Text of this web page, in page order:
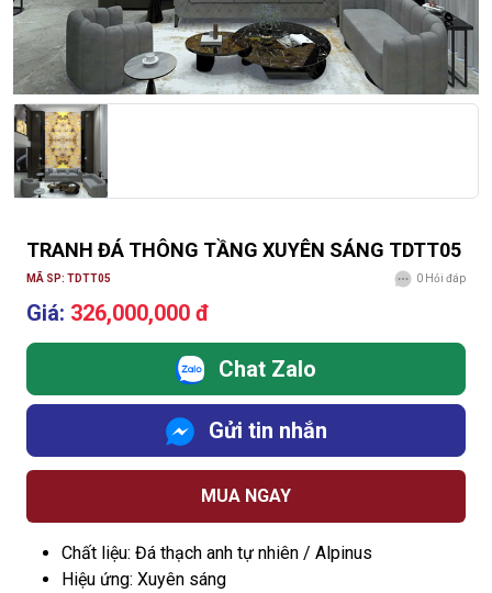
TRANH ĐÁ THÔNG TẦNG XUYÊN SÁNG TDTT05
MÃ SP: TDTT05 0 Hỏi đáp
Giá: 326,000,000 đ
Chat Zalo
Gửi tin nhắn
MUA NGAY
Chất liệu: Đá thạch anh tự nhiên / Alpinus
Hiệu ứng: Xuyên sáng